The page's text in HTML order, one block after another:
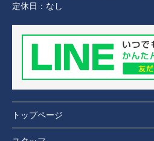
定休日： なし
トップページ